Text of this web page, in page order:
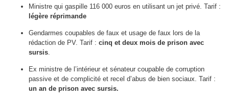
Ministre qui gaspille 116 000 euros en utilisant un jet privé. Tarif :
légère réprimande
Gendarmes coupables de faux et usage de faux lors de la
rédaction de PV. Tarif : cinq et deux mois de prison avec
sursis.
Ex ministre de l’intérieur et sénateur coupable de corruption
passive et de complicité et recel d’abus de bien sociaux. Tarif :
un an de prison avec sursis.